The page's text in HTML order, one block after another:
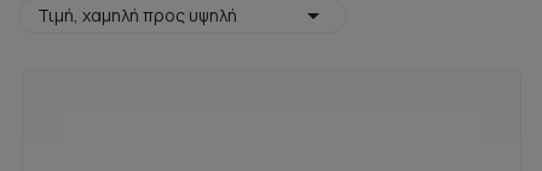
Τιμή, χαμηλή προς υψηλή 